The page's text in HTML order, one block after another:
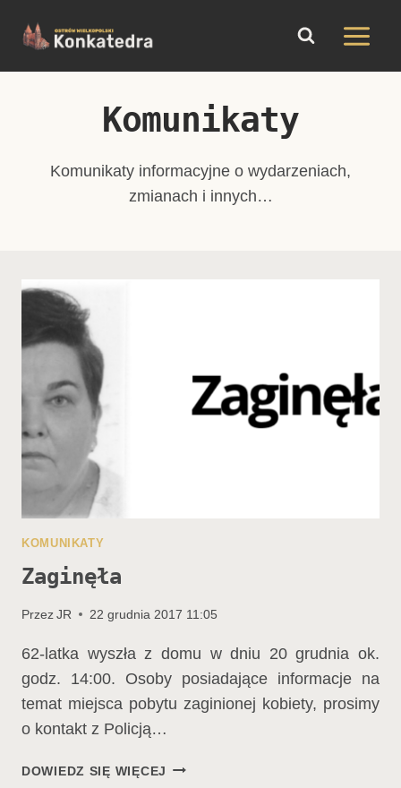
treści
Komunikaty
Komunikaty informacyjne o wydarzeniach,
zmianach i innych…
KOMUNIKATY
Zaginęła
PrzezJR 22 grudnia 2017 11:05
62-latka wyszła z domu w dniu 20 grudnia ok.
godz. 14:00. Osoby posiadające informacje na
temat miejsca pobytu zaginionej kobiety, prosimy
o kontakt z Policją…
DOWIEDZ SIĘ WIĘCEJ ZAGINĘŁA